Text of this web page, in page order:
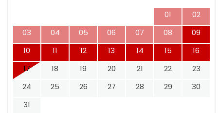
01
02
03
04 05 06 07 08
09
10
11 12 13 14 15
16
17
18 19 20 21 22
23
24
25 26 27 28 29
30
31